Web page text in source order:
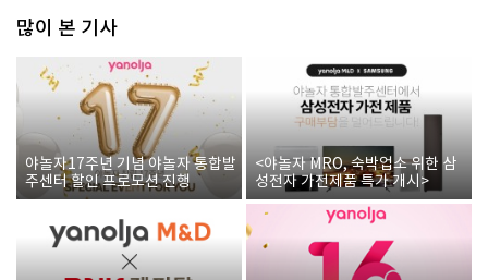
많이 본 기사
야놀자17주년 기념 야놀자 통합발
주센터 할인 프로모션 진행
<야놀자 MRO, 숙박업소 위한 삼
성전자 가전제품 특가 개시>